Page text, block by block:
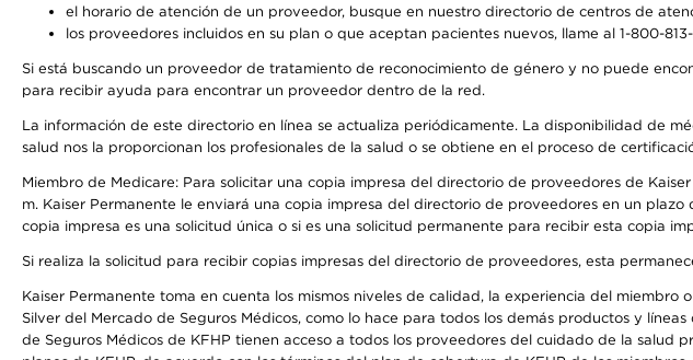
el horario de atención de un proveedor, busque en nuestro directorio de centros de
los proveedores incluidos en su plan o que aceptan pacientes nuevos, llame al 1-800-
Si está buscando un proveedor de tratamiento de reconocimiento de género y no puede
para recibir ayuda para encontrar un proveedor dentro de la red.
La información de este directorio en línea se actualiza periódicamente. La disponibilidad de
salud nos la proporcionan los profesionales de la salud o se obtiene en el proceso de
Miembro de Medicare: Para solicitar una copia impresa del directorio de proveedores de
m. Kaiser Permanente le enviará una copia impresa del directorio de proveedores en un
copia impresa es una solicitud única o si es una solicitud permanente para recibir esta copia
Si realiza la solicitud para recibir copias impresas del directorio de proveedores, esta
Kaiser Permanente toma en cuenta los mismos niveles de calidad, la experiencia del
Silver del Mercado de Seguros Médicos, como lo hace para todos los demás productos y
de Seguros Médicos de KFHP tienen acceso a todos los proveedores del cuidado de la